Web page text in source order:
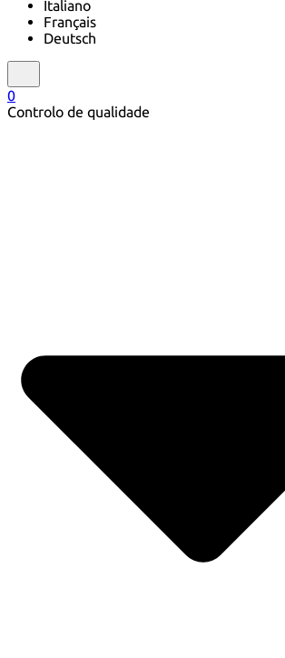
Italiano
Français
Deutsch
0
Controlo de qualidade